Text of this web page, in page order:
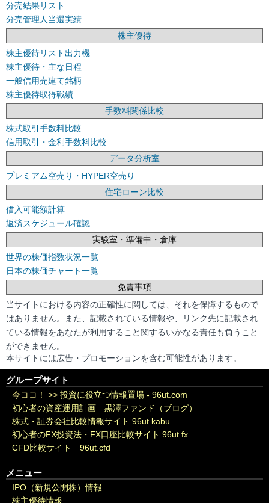
分売結果リスト
分売管理人当選実績
株主優待
株主優待リスト出力機
株主優待・主な日程
一般信用売建て銘柄
株主優待取得戦績
手数料関係比較
株式取引手数料比較
信用取引・金利手数料比較
データ分析室
プレミアム空売り・HYPER空売り
住宅ローン比較
借入可能額計算
返済スケジュール確認
実験室・準備中・倉庫
世界の株価指数状況一覧
日本の株価チャート一覧
免責事項
当サイトにおける内容の正確性に関しては、それを保障するもので
はありません。また、記載されている情報や、リンク先に記載され
ている情報をあなたが利用すること関するいかなる責任も負うこと
ができません。
本サイトには広告・プロモーションを含む可能性があります。
グループサイト
今ココ！ >> 投資に役立つ情報置場 - 96ut.com
初心者の資産運用計画 黒澤ファンド（ブログ）
株式・証券会社比較情報サイト 96ut.kabu
初心者のFX投資法・FX口座比較サイト 96ut.fx
CFD比較サイト 96ut.cfd
メニュー
IPO（新規公開株）情報
株主優待情報